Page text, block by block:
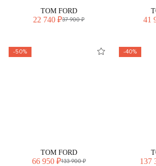
TOM FORD
22 740 ₽37 900 ₽ 41
-50%
TOM FORD
66 950 ₽133 900 ₽
-40%
137